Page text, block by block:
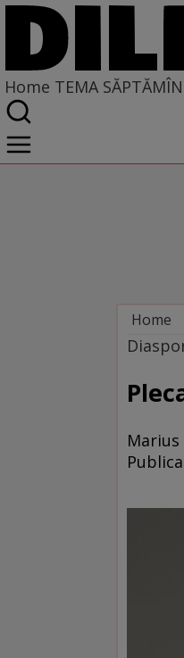
Home TEMA
Home
Tema
Marius